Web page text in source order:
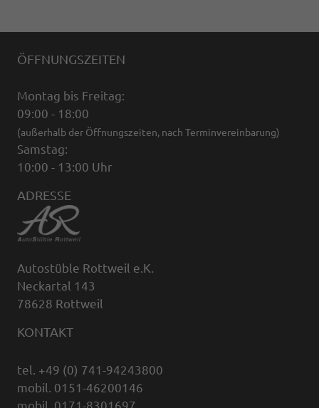
ÖFFNUNGSZEITEN
Montag bis Freitag:
09:00 - 18:00
(außerhalb der Öffnungszeiten, nach Terminvereinbarung)
Samstag:
10:00 - 13:00 Uhr
ADRESSE
Autostüble Rottweil e.K.
Neckartal 143
78628 Rottweil
KONTAKT
tel. +49 (0) 741-94243800
mobil. 0151-46200146